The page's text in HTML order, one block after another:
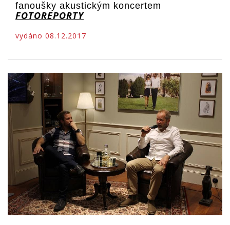
fanoušky akustickým koncertem
FOTOREPORTY
vydáno 08.12.2017